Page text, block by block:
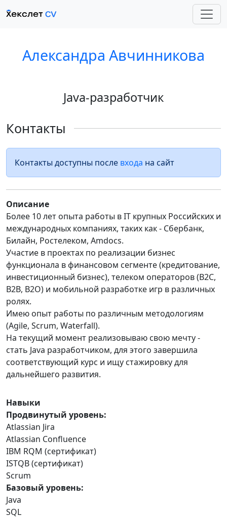
Александра Авчинникова
Java-разработчик
Контакты
Контакты доступны после входа на сайт
Описание
Более 10 лет опыта работы в IT крупных Российских и
международных компаниях, таких как - Сбербанк,
Билайн, Ростелеком, Amdocs.
Участие в проектах по реализации бизнес
функционала в финансовом сегменте (кредитование,
инвестиционный бизнес), телеком операторов (B2C,
B2B, B2O) и мобильной разработке игр в различных
ролях.
Имею опыт работы по различным методологиям
(Agile, Scrum, Waterfall).
На текущий момент реализовываю свою мечту -
стать Java разработчиком, для этого завершила
соответствующий курс и ищу стажировку для
дальнейшего развития.
Навыки
Продвинутый уровень:
Atlassian Jira
Atlassian Confluence
IBM RQM (сертификат)
ISTQB (сертификат)
Scrum
Базовый уровень:
Java
SQL